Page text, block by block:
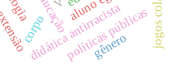
educação
corpo
didática antirracista
políticas públicas
gênero